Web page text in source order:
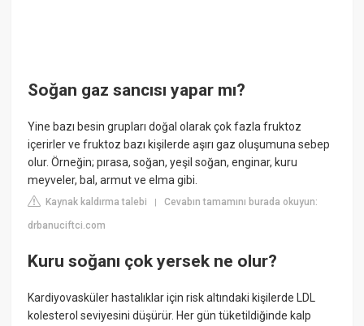
Soğan gaz sancısı yapar mı?
Yine bazı besin grupları doğal olarak çok fazla fruktoz
içerirler ve fruktoz bazı kişilerde aşırı gaz oluşumuna sebep
olur. Örneğin; pırasa, soğan, yeşil soğan, enginar, kuru
meyveler, bal, armut ve elma gibi.
Kaynak kaldırma talebi |Cevabın tamamını burada okuyun:
drbanuciftci.com
Kuru soğanı çok yersek ne olur?
Kardiyovasküler hastalıklar için risk altındaki kişilerde LDL
kolesterol seviyesini düşürür. Her gün tüketildiğinde kalp